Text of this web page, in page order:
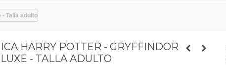
Talla adulto
HARRY POTTER - GRYFFINDOR
- TALLA ADULTO